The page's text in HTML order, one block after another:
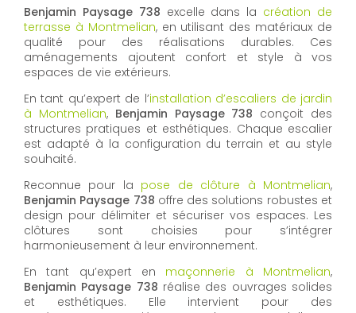
Benjamin Paysage 738 excelle dans la création de
terrasse à Montmelian, en utilisant des matériaux de
qualité pour des réalisations durables. Ces
aménagements ajoutent confort et style à vos
espaces de vie extérieurs.
En tant qu’expert de l’installation d’escaliers de jardin
à Montmelian, Benjamin Paysage 738 conçoit des
structures pratiques et esthétiques. Chaque escalier
est adapté à la configuration du terrain et au style
souhaité.
Reconnue pour la pose de clôture à Montmelian,
Benjamin Paysage 738 offre des solutions robustes et
design pour délimiter et sécuriser vos espaces. Les
clôtures sont choisies pour s’intégrer
harmonieusement à leur environnement.
En tant qu’expert en maçonnerie à Montmelian,
Benjamin Paysage 738 réalise des ouvrages solides
et esthétiques. Elle intervient pour des